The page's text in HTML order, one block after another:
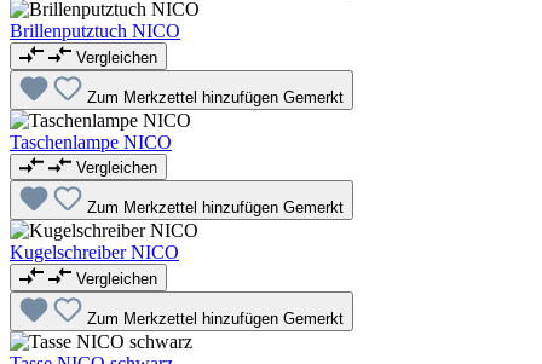
Brillenputztuch NICO
Vergleichen
Zum Merkzettel hinzufügen Gemerkt
Taschenlampe NICO
Vergleichen
Zum Merkzettel hinzufügen Gemerkt
Kugelschreiber NICO
Vergleichen
Zum Merkzettel hinzufügen Gemerkt